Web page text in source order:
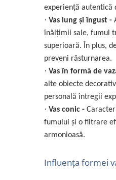
experiență autentică
· Vas lung și îngust -
înălțimii sale, fumul
superioară. În plus,
preveni răsturnarea.
· Vas în formă de
alte obiecte
personală întregii
· Vas conic -
fumului și o filtrare
armonioasă.
Influența formei